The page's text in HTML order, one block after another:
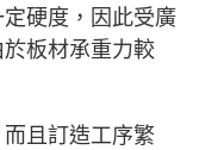
硬度，因此受廣
板材承重力較
且訂造工序繁